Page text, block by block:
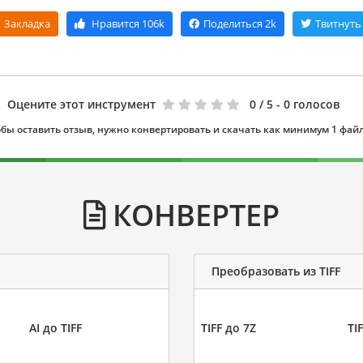
Закладка Нравится 106k Поделиться 2k Твитнуть
Оцените этот инструмент 0 / 5 - 0 голосов
оставить отзыв, нужно конвертировать и скачать как минимум 1
КОНВЕРТЕР
AI до TIFF
Преобразовать из TIFF
TIFF до 7Z